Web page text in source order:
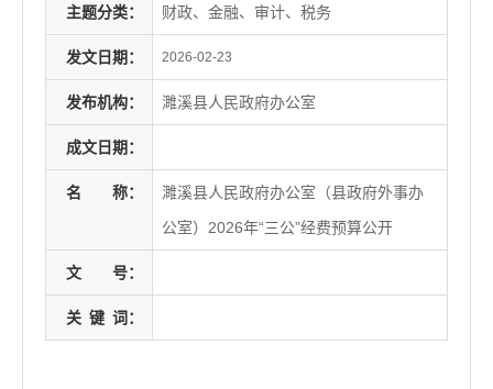
主题分类： 财政、金融、审计、税务
发文日期： 2026-02-23
发布机构： 濉溪县人民政府办公室
成文日期：
名 称：
濉溪县人民政府办公室（县政府外事办
公室）2026年“三公”经费预算公开
文 号：
关 键 词：